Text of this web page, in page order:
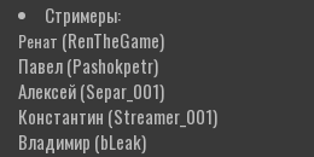
Стримеры:
Ренат (RenTheGame)
Павел(Pashokpetr)
Алексей(Separ_001)
Константин (Streamer_001)
Владимир (bLeak)